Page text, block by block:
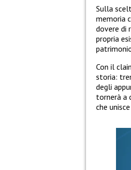
Sulla
memoria
dovere di
propria
Con il
storia:
degli
tornerà a
che